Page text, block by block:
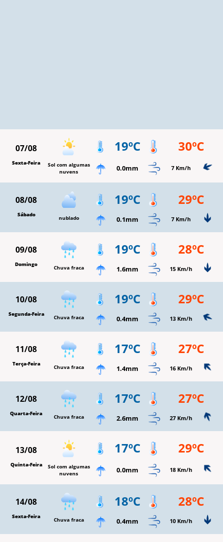
07/08
Sexta-Feira
Sol com algumas
nuvens
19ºC 30ºC
0.0mm 7 Km/h
08/08
Sábado nublado
19ºC 29ºC
0.1mm 7 Km/h
09/08
Domingo Chuva fraca
19ºC 28ºC
1.6mm 15 Km/h
10/08
Segunda-Feira Chuva fraca
19ºC 29ºC
0.4mm 13 Km/h
11/08
Terça-Feira Chuva fraca
17ºC 27ºC
1.4mm 16 Km/h
12/08
Quarta-Feira Chuva fraca
17ºC 27ºC
2.6mm 27 Km/h
13/08
Quinta-Feira
Sol com algumas
nuvens
17ºC 29ºC
0.0mm 18 Km/h
14/08
Sexta-Feira Chuva fraca
18ºC 28ºC
0.4mm 10 Km/h